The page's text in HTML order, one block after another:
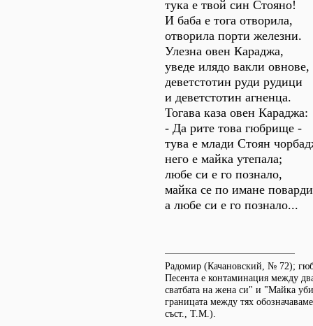
тука е твой син Стояно!
И баба е тога отворила,
отворила порти железни.
Улезна овен Караджа,
уведе илядо вакли овнове,
деветстотин руди рудици
и деветстотин агненца.
Тогава каза овен Караджа:
- Да рите това гюбрище -
тува е млади Стоян
него е майка утепала;
любе си е го познало,
майка се по имане
а любе си е го познало...
Радомир (Качановский, № 72);
Песента е контаминация между
сватбата на жена си" и "Майка
границата между тях
съст., Т.М.).